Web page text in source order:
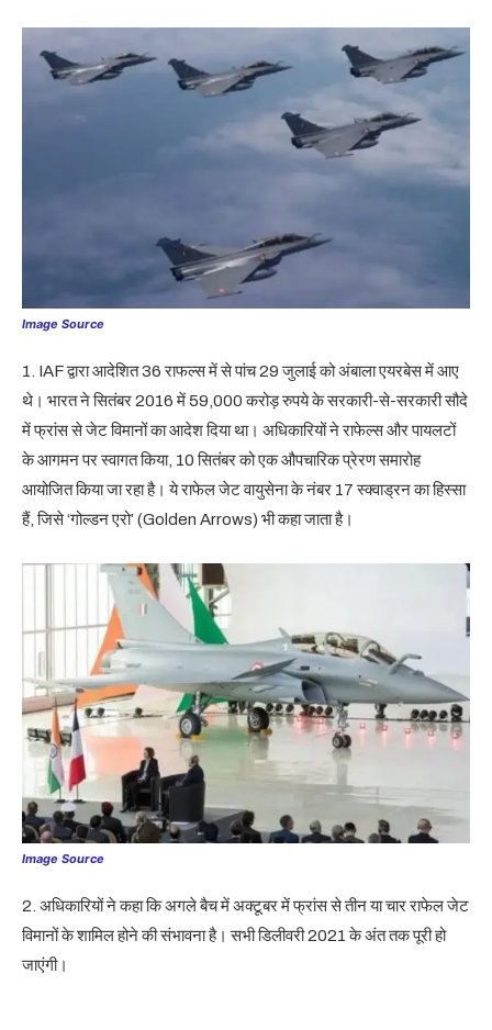
Image Source
1. IAF द्वारा आदेशित 36 राफल्स में से पांच 29 जुलाई को अंबाला एयरबेस में आए
थे। भारत ने सितंबर 2016 में 59,000 करोड़ रुपये के सरकारी-से-सरकारी सौदे
में फ्रांस से जेट विमानों का आदेश दिया था। अधिकारियों ने राफेल्स और पायलटों
के आगमन पर स्वागत किया, 10 सितंबर को एक औपचारिक प्रेरण समारोह
आयोजित किया जा रहा है। ये राफेल जेट वायुसेना के नंबर 17 स्क्वाड्रन का हिस्सा
हैं, जिसे ‘गोल्डन एरो’ (Golden Arrows) भी कहा जाता है।
Image Source
2. अधिकारियों ने कहा कि अगले बैच में अक्टूबर में फ्रांस से तीन या चार राफेल जेट
विमानों के शामिल होने की संभावना है। सभी डिलीवरी 2021 के अंत तक पूरी हो
जाएंगी।